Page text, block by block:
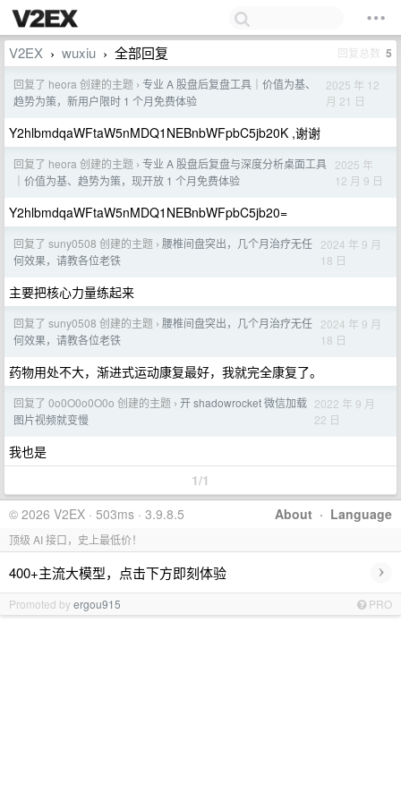
V2EX › wuxiu › 全部回复 回复总数 5
回复了 heora 创建的主题 › 专业 A 股盘后复盘工具｜价值为基、
趋势为策，新用户限时 1 个月免费体验
2025 年 12
月 21 日
Y2hlbmdqaWFtaW5nMDQ1NEBnbWFpbC5jb20K ,谢谢
回复了 heora 创建的主题 › 专业 A 股盘后复盘与深度分析桌面工具
｜价值为基、趋势为策，现开放 1 个月免费体验
2025 年
12 月 9 日
Y2hlbmdqaWFtaW5nMDQ1NEBnbWFpbC5jb20=
回复了 suny0508 创建的主题 › 腰椎间盘突出，几个月治疗无任
何效果，请教各位老铁
2024 年 9 月
18 日
主要把核心力量练起来
回复了 suny0508 创建的主题 › 腰椎间盘突出，几个月治疗无任
何效果，请教各位老铁
2024 年 9 月
18 日
药物用处不大，渐进式运动康复最好，我就完全康复了。
回复了 0o0O0o0O0o 创建的主题 › 开 shadowrocket 微信加载
图片视频就变慢
2022 年 9 月
22 日
我也是
1/1
About · Language
© 2026 V2EX · 503ms · 3.9.8.5
顶级 AI 接口，史上最低价！
400+主流大模型，点击下方即刻体验 ›
Promoted byergou915 PRO